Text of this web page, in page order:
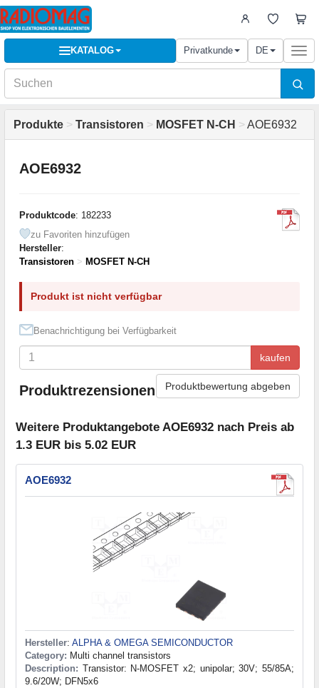
KATALOG Privatkunde DE
Produkte > Transistoren > MOSFET N-CH > AOE6932
AOE6932
Produktcode: 182233
zu Favoriten hinzufügen
Hersteller:
Transistoren > MOSFET N-CH
Produkt ist nicht verfügbar
Benachrichtigung bei Verfügbarkeit
kaufen
Produktrezensionen Produktbewertung abgeben
Weitere Produktangebote AOE6932 nach Preis ab
1.3 EUR bis 5.02 EUR
AOE6932
Hersteller: ALPHA & OMEGA SEMICONDUCTOR
Category: Multi channel transistors
Description: Transistor: N-MOSFET x2; unipolar; 30V; 55/85A;
9.6/20W; DFN5x6